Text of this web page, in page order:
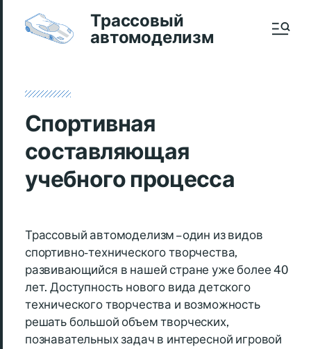
Трассовый
автомоделизм
Спортивная
составляющая
учебного процесса
Трассовый автомоделизм – один из видов
спортивно-технического творчества,
развивающийся в нашей стране уже более 40
лет. Доступность нового вида детского
технического творчества и возможность
решать большой объем творческих,
познавательных задач в интересной игровой